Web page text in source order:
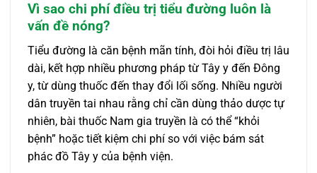
Vì sao chi phí điều trị tiểu đường luôn là
vấn đề nóng?
Tiểu đường là căn bệnh mãn tính, đòi hỏi điều trị lâu
dài, kết hợp nhiều phương pháp từ Tây y đến Đông
y, từ dùng thuốc đến thay đổi lối sống. Nhiều người
dân truyền tai nhau rằng chỉ cần dùng thảo dược tự
nhiên, bài thuốc Nam gia truyền là có thể “khỏi
bệnh” hoặc tiết kiệm chi phí so với việc bám sát
phác đồ Tây y của bệnh viện.